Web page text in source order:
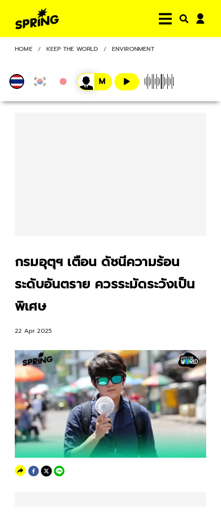
HOME KEEP THE WORLD ENVIRONMENT
กรมอุตุฯ เตือน ดัชนีความร้อน
ระดับอันตราย ควรระมัดระวังเป็น
พิเศษ
22 Apr 2025